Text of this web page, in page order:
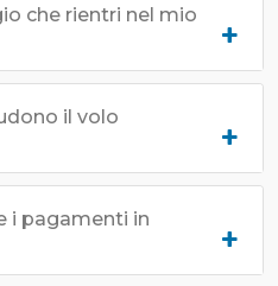
che rientri nel mio
il volo
i pagamenti in